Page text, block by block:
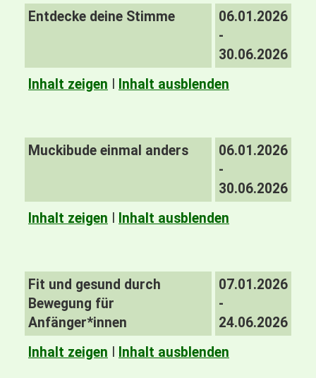
Entdecke deine Stimme
06.01.2026
-
30.06.2026
Inhalt zeigen
Inhalt ausblenden
Muckibude einmal anders
06.01.2026
-
30.06.2026
Inhalt zeigen
Inhalt ausblenden
Fit und gesund durch
Bewegung für
Anfänger*innen
07.01.2026
-
24.06.2026
Inhalt zeigen
Inhalt ausblenden